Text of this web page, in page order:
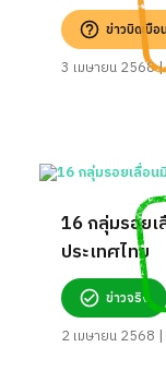
ข่าวบิดเบือ
3 เมษายน 2568
16 กลุ่มรอย
ประเทศไทย
ข่าวจริง
2 เมษายน 2568